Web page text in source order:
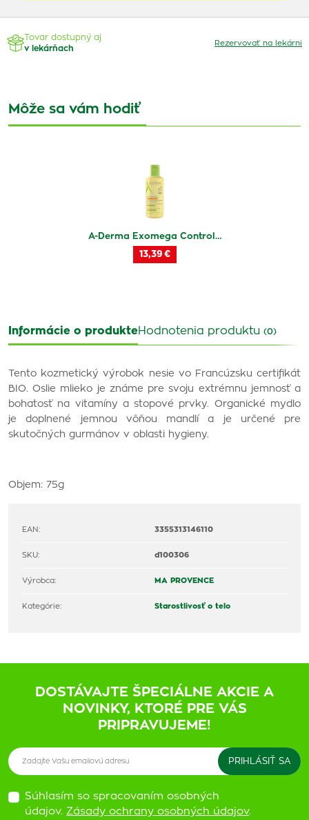
Tovar dostupný aj
v lekárňach
Rezervovať na lekárni
Môže sa vám hodiť
A-Derma Exomega Control…
13,39 €
Informácie o produkteHodnotenia produktu (0)
Tento kozmetický výrobok nesie vo Francúzsku certifikát
BIO. Oslie mlieko je známe pre svoju extrémnu jemnosť a
bohatosť na vitamíny a stopové prvky. Organické mydlo
je doplnené jemnou vôňou mandlí a je určené pre
skutočných gurmánov v oblasti hygieny.
Objem: 75g
EAN: 3355313146110
SKU: d100306
Výrobca: MA PROVENCE
Kategórie: Starostlivosť o telo
DOSTÁVAJTE ŠPECIÁLNE AKCIE A
NOVINKY, KTORÉ PRE VÁS
PRIPRAVUJEME!
Súhlasím so spracovaním osobných
údajov. Zásady ochrany osobných údajov.